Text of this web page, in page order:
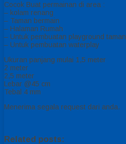
Cocok Buat permainan di area :
– kolam renang
– Taman bermain
– Halaman Rumah
– Untuk pembuatan playground taman
– Untuk pembuatan waterplay
Ukuran panjang mulai 1,5 meter
2 meter
2,5 meter
Lebar @45 cm
Tebal 4 mm
Menerima segala request dari anda.
Related posts: